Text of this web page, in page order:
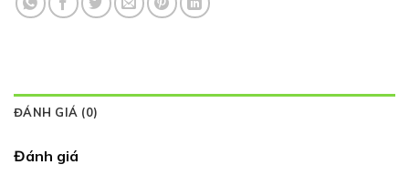
ĐÁNH GIÁ (0)
Đánh giá